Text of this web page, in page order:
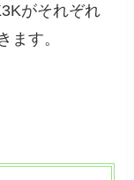
がそれぞれ
ます。